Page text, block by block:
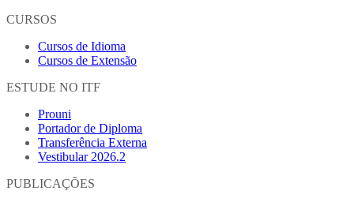
CURSOS
Cursos de Idioma
Cursos de Extensão
ESTUDE NO ITF
Prouni
Portador de Diploma
Transferência Externa
Vestibular 2026.2
PUBLICAÇÕES